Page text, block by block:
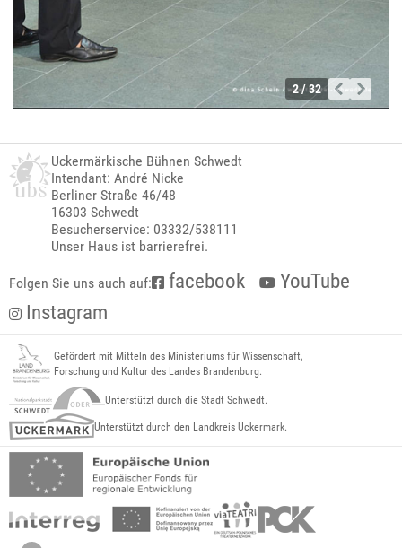
2 / 32
Uckermärkische Bühnen Schwedt
Intendant: André Nicke
Berliner Straße 46/48
16303 Schwedt
Besucherservice: 03332/538111
Unser Haus ist barrierefrei.
Folgen Sie uns auch auf: facebook
YouTube
Instagram
Gefördert mit Mitteln des Ministeriums für Wissenschaft,
Forschung und Kultur des Landes Brandenburg.
Unterstützt durch die Stadt Schwedt.
Unterstützt durch den Landkreis Uckermark.